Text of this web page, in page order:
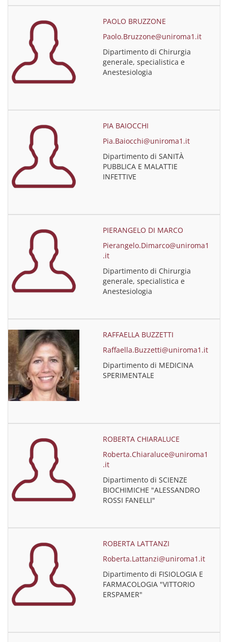
PAOLO BRUZZONE
Paolo.Bruzzone@uniroma1.it
Dipartimento di Chirurgia
generale, specialistica e
Anestesiologia
PIA BAIOCCHI
Pia.Baiocchi@uniroma1.it
Dipartimento di SANITÀ
PUBBLICA E MALATTIE
INFETTIVE
PIERANGELO DI MARCO
Pierangelo.Dimarco@uniroma1
.it
Dipartimento di Chirurgia
generale, specialistica e
Anestesiologia
RAFFAELLA BUZZETTI
Raffaella.Buzzetti@uniroma1.it
Dipartimento di MEDICINA
SPERIMENTALE
ROBERTA CHIARALUCE
Roberta.Chiaraluce@uniroma1
.it
Dipartimento di SCIENZE
BIOCHIMICHE "ALESSANDRO
ROSSI FANELLI"
ROBERTA LATTANZI
Roberta.Lattanzi@uniroma1.it
Dipartimento di FISIOLOGIA E
FARMACOLOGIA "VITTORIO
ERSPAMER"